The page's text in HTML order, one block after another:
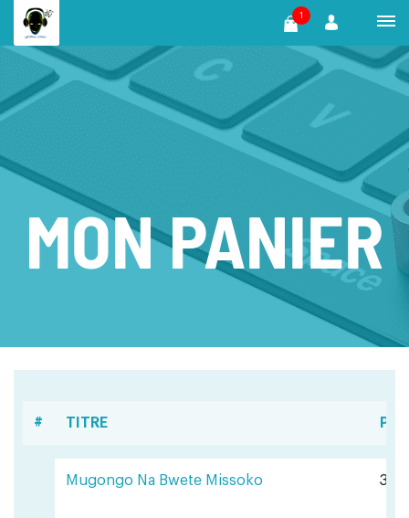
1
MON PANIER
# TITRE
Mugongo Na Bwete Missoko 351